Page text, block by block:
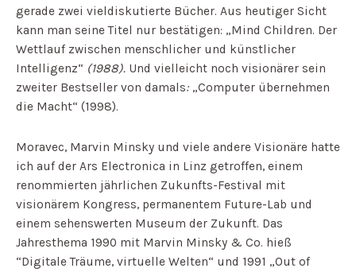
gerade zwei vieldiskutierte Bücher. Aus heutiger Sicht
kann man seine Titel nur bestätigen: „Mind Children. Der
Wettlauf zwischen menschlicher und künstlicher
Intelligenz“ (1988). Und vielleicht noch visionärer sein
zweiter Bestseller von damals: „Computer übernehmen
die Macht“ (1998).
Moravec, Marvin Minsky und viele andere Visionäre hatte
ich auf der Ars Electronica in Linz getroffen, einem
renommierten jährlichen Zukunfts-Festival mit
visionärem Kongress, permanentem Future-Lab und
einem sehenswerten Museum der Zukunft. Das
Jahresthema 1990 mit Marvin Minsky & Co. hieß
“Digitale Träume, virtuelle Welten“ und 1991 „Out of